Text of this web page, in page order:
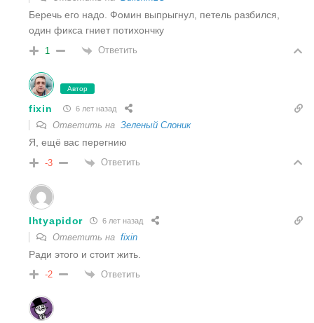
Беречь его надо. Фомин выпрыгнул, петель разбился,
один фикса гниет потихончку
1 Ответить
Автор
fixin 6 лет назад
Ответить на Зеленый Слоник
Я, ещё вас перегнию
-3 Ответить
Ihtyapidor 6 лет назад
Ответить на fixin
Ради этого и стоит жить.
-2 Ответить